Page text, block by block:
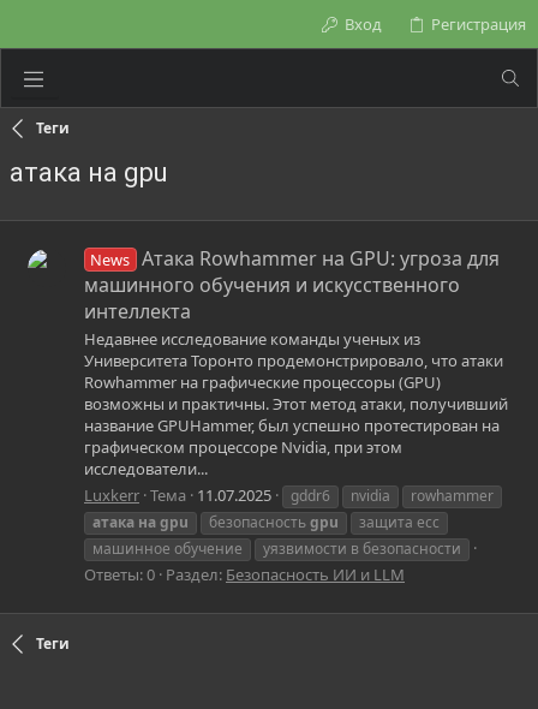
Вход Регистрация
Теги
атака на gpu
News Атака Rowhammer на GPU: угроза для
машинного обучения и искусственного
интеллекта
Недавнее исследование команды ученых из
Университета Торонто продемонстрировало, что атаки
Rowhammer на графические процессоры (GPU)
возможны и практичны. Этот метод атаки, получивший
название GPUHammer, был успешно протестирован на
графическом процессоре Nvidia, при этом
исследователи...
Luxkerr Тема 11.07.2025 gddr6 nvidia
rowhammer
атака наgpu безопасностьgpu
защита ecc
машинное обучение
уязвимости в безопасности
Ответы: 0 Раздел: Безопасность ИИ и LLM
Теги